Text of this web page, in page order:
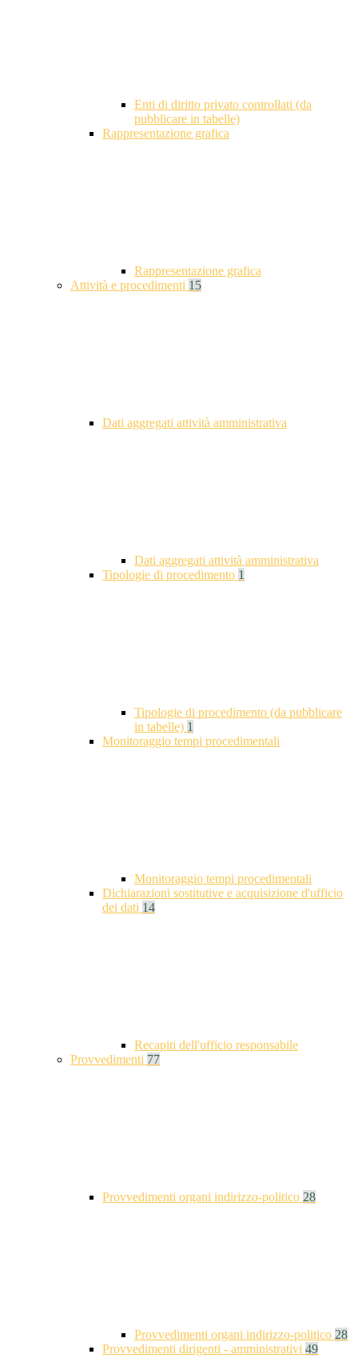
Enti di diritto privato controllati (da
pubblicare in tabelle)
Rappresentazione grafica
Rappresentazione grafica
Attività e procedimenti 15
Dati aggregati attività amministrativa
Dati aggregati attività amministrativa
Tipologie di procedimento 1
Tipologie di procedimento (da pubblicare
in tabelle) 1
Monitoraggio tempi procedimentali
Monitoraggio tempi procedimentali
Dichiarazioni sostitutive e acquisizione d'ufficio
dei dati 14
Recapiti dell'ufficio responsabile
Provvedimenti 77
Provvedimenti organi indirizzo-politico 28
Provvedimenti organi indirizzo-politico 28
Provvedimenti dirigenti - amministrativi 49